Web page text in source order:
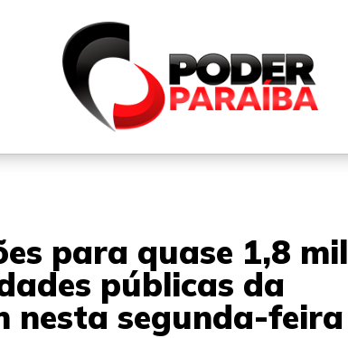
FALE CONOSCO
para quase 1,8 mil
públicas da
nesta segunda-feira